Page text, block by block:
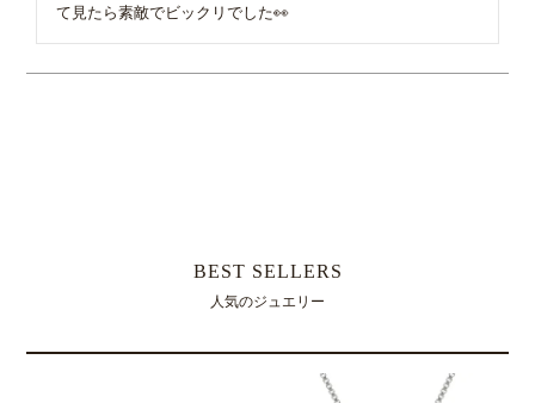
BEST SELLERS
人気のジュエリー